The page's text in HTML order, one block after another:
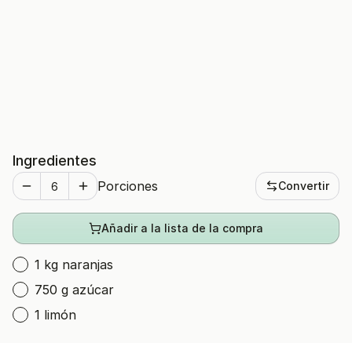
Ingredientes
Porciones Convertir
Añadir a la lista de la compra
1 kg naranjas
750 g azúcar
1 limón